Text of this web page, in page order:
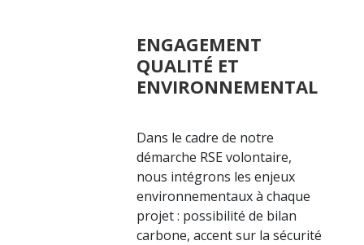
ENGAGEMENT
QUALITÉ ET
ENVIRONNEMENTAL
Dans le cadre de notre
démarche RSE volontaire,
nous intégrons les enjeux
environnementaux à chaque
projet : possibilité de bilan
carbone, accent sur la sécurité